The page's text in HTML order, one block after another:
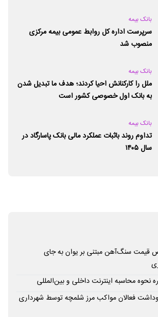
بانک بیمه
سرپرست اداره کل روابط عمومی بیمه مرکزی
منصوب شد
بانک بیمه
ملل را کارکنانش احیا کردند؛ هدف ما تبدیل شدن
به بانک اول خصوصی کشور است
بانک بیمه
تداوم روند باثبات عملکرد مالی بانک پاسارگاد در
سال ۱۴۰۵
قیمت سنگ‌آهن مبتنی بر یوان به جای
نحوه محاسبه اینترنت داخلی و بین‌المللی
فعالان مواکب مرز شلمچه توسط شهرداری